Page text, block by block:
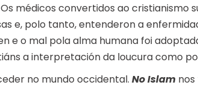
médicos convertidos ao cristianismo
e, polo tanto, entenderon a
e o mal pola alma humana foi
a interpretación da loucura como
no mundo occidental. No Islam